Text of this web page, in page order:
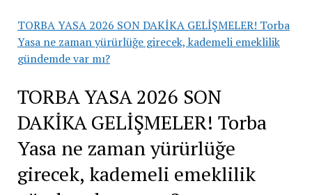
TORBA YASA 2026 SON DAKİKA GELİŞMELER! Torba
Yasa ne zaman yürürlüğe girecek, kademeli emeklilik
gündemde var mı?
TORBA YASA 2026 SON
DAKİKA GELİŞMELER! Torba
Yasa ne zaman yürürlüğe
girecek, kademeli emeklilik